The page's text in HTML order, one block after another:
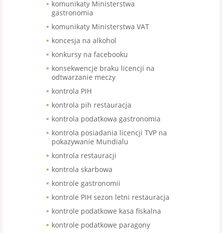
komunikaty Ministerstwa
gastronomia
komunikaty Ministerstwa VAT
koncesja na alkohol
konkursy na facebooku
konsekwencje braku licencji na
odtwarzanie meczy
kontrola PIH
kontrola pih restauracja
kontrola podatkowa gastronomia
kontrola posiadania licencji TVP na
pokazywanie Mundialu
kontrola restauracji
kontrola skarbowa
kontrole gastronomii
kontrole PIH sezon letni restauracja
kontrole podatkowe kasa fiskalna
kontrole podatkowe paragony